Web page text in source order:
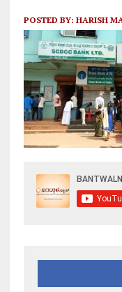
POSTED BY: HARISH